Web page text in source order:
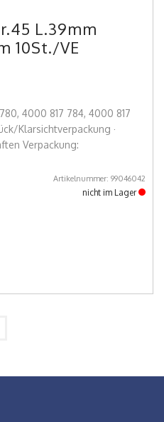
L.39mm
10St./VE
4000 817 784, 4000 817
Klarsichtverpackung ·
Verpackung:
Artikelnummer: 99046042
nicht im Lager